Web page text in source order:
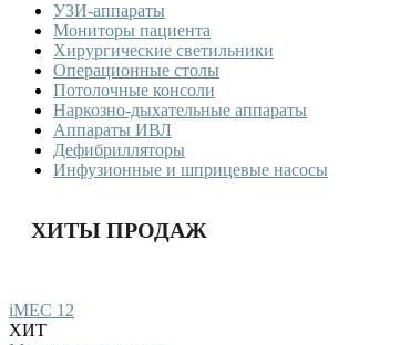
УЗИ-аппараты
Мониторы пациента
Хирургические светильники
Операционные столы
Потолочные консоли
Наркозно-дыхательные аппараты
Аппараты ИВЛ
Дефибрилляторы
Инфузионные и шприцевые насосы
ХИТЫ ПРОДАЖ
iMEC 12
ХИТ